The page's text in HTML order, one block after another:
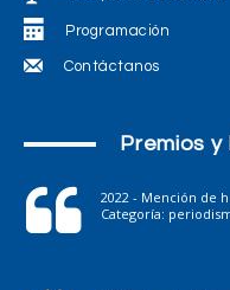
Programación
Contáctanos
Premios
2022 - Mención de
Categoría: